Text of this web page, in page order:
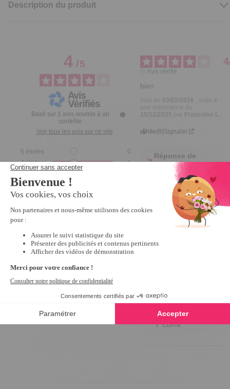
Description du produit
4/5
Basé sur 1 avis soumis à un
contrôle
Voir tous les avis sur ce site
5 étoiles
0
4étoiles
1
2étoiles
1 étoile
Trier les avis
4
Avis vérifié
bien
03/02/2026
une expérience du
15/12/2025
par Francoise L.
Utile(0)Signaler
Réponse de
tempsl.fr
Bonjour
Françoise
Merci
beaucoup
pour votre
retour
satisfait.
journée,
Edina